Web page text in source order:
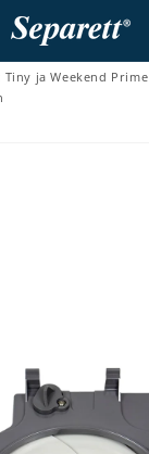
Tiny ja Weekend Prime